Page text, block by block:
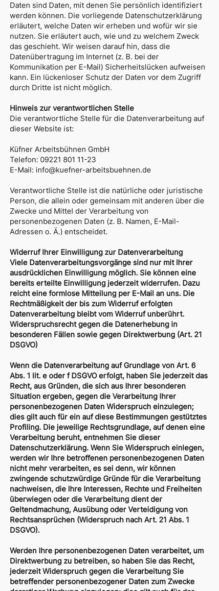
Daten sind Daten, mit denen Sie persönlich identifiziert
werden können. Die vorliegende Datenschutzerklärung
erläutert, welche Daten wir erheben und wofür wir sie
nutzen. Sie erläutert auch, wie und zu welchem Zweck
das geschieht. Wir weisen darauf hin, dass die
Datenübertragung im Internet (z. B. bei der
Kommunikation per E-Mail) Sicherheitslücken aufweisen
kann. Ein lückenloser Schutz der Daten vor dem Zugriff
durch Dritte ist nicht möglich.
Hinweis zur verantwortlichen Stelle
Die verantwortliche Stelle für die Datenverarbeitung auf
dieser Website ist:
Küfner Arbeitsbühnen GmbH
Telefon: 09221 801 11-23
E-Mail: info@kuefner-arbeitsbuehnen.de
Verantwortliche Stelle ist die natürliche oder juristische
Person, die allein oder gemeinsam mit anderen über die
Zwecke und Mittel der Verarbeitung von
personenbezogenen Daten (z. B. Namen, E-Mail-
Adressen o. Ä.) entscheidet.
Widerruf Ihrer Einwilligung zur Datenverarbeitung
Viele Datenverarbeitungsvorgänge sind nur mit Ihrer
ausdrücklichen Einwilligung möglich. Sie können eine
bereits erteilte Einwilligung jederzeit widerrufen. Dazu
reicht eine formlose Mitteilung per E-Mail an uns. Die
Rechtmäßigkeit der bis zum Widerruf erfolgten
Datenverarbeitung bleibt vom Widerruf unberührt.
Widerspruchsrecht gegen die Datenerhebung in
besonderen Fällen sowie gegen Direktwerbung (Art. 21
DSGVO)
Wenn die Datenverarbeitung auf Grundlage von Art. 6
Abs. 1 lit. e oder f DSGVO erfolgt, haben Sie jederzeit das
Recht, aus Gründen, die sich aus Ihrer besonderen
Situation ergeben, gegen die Verarbeitung Ihrer
personenbezogenen Daten Widerspruch einzulegen;
dies gilt auch für ein auf diese Bestimmungen gestütztes
Profiling. Die jeweilige Rechtsgrundlage, auf denen eine
Verarbeitung beruht, entnehmen Sie dieser
Datenschutzerklärung. Wenn Sie Widerspruch einlegen,
werden wir Ihre betroffenen personenbezogenen Daten
nicht mehr verarbeiten, es sei denn, wir können
zwingende schutzwürdige Gründe für die Verarbeitung
nachweisen, die Ihre Interessen, Rechte und Freiheiten
überwiegen oder die Verarbeitung dient der
Geltendmachung, Ausübung oder Verteidigung von
Rechtsansprüchen (Widerspruch nach Art. 21 Abs. 1
DSGVO).
Werden Ihre personenbezogenen Daten verarbeitet, um
Direktwerbung zu betreiben, so haben Sie das Recht,
jederzeit Widerspruch gegen die Verarbeitung Sie
betreffender personenbezogener Daten zum Zwecke